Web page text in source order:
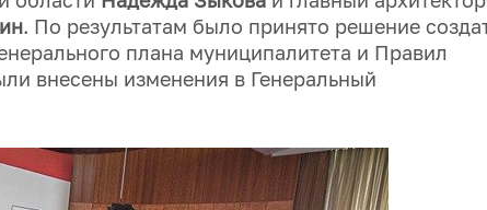
. По результатам было принято решение
плана муниципалитета и Правил
внесены изменения в Генеральный